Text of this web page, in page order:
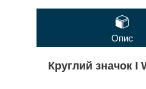
Опис
Круглий значок I